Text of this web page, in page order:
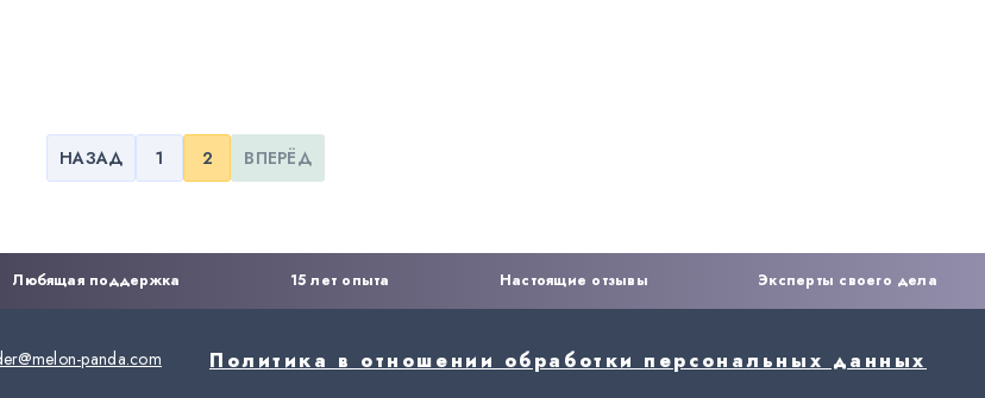
НАЗАД 1 2 ВПЕРЁД
Любящая поддержка 15 лет опыта Настоящие отзывы Эксперты своего дела
panda.com Политика в отношении обработки персональных данных